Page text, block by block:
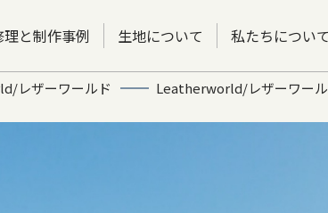
理と制作事例 生地について 私たちについて
レザーワールド Leatherworld/レザーワール